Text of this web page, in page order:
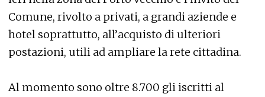
Comune, rivolto a privati, a grandi aziende e
hotel soprattutto, all’acquisto di ulteriori
postazioni, utili ad ampliare la rete cittadina.
Al momento sono oltre 8.700 gli iscritti al